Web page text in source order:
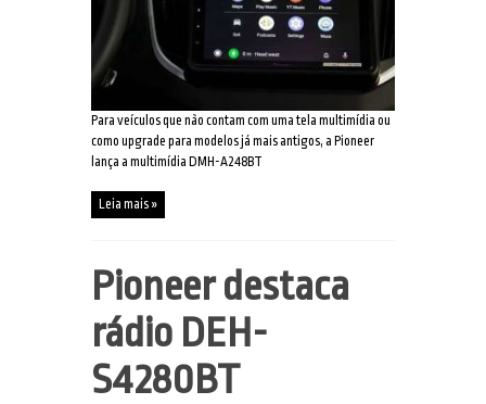
Para veículos que não contam com uma tela multimídia ou
como upgrade para modelos já mais antigos, a Pioneer
lança a multimídia DMH-A248BT
Leia mais »
Pioneer destaca
rádio DEH-
S4280BT